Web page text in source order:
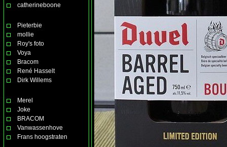
catherineboone
Pieterbie
mollie
Roy's foto
Voya
Bracom
René Hasselt
Dirk Willems
Merel
Joke
BRACOM
Vanwassenhove
Frans hoogstraten